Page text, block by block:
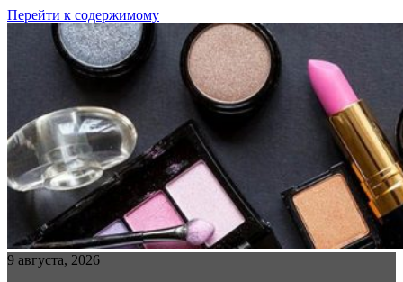
Перейти к содержимому
9 августа, 2026